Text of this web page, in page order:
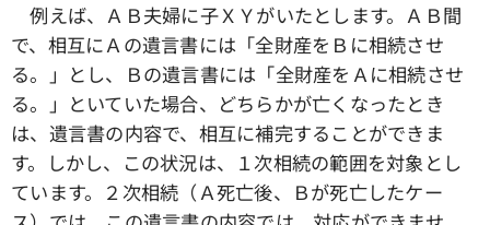
例えば、ＡＢ夫婦に子ＸＹがいたとします。ＡＢ間
で、相互にＡの遺言書には「全財産をＢに相続させ
る。」とし、Ｂの遺言書には「全財産をＡに相続させ
る。」といていた場合、どちらかが亡くなったとき
は、遺言書の内容で、相互に補完することができま
す。しかし、この状況は、１次相続の範囲を対象とし
ています。２次相続（Ａ死亡後、Ｂが死亡したケー